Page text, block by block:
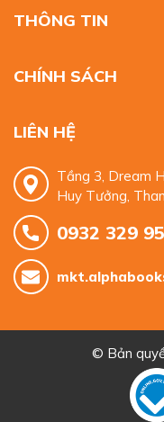
THÔNG TIN
CHÍNH SÁCH
LIÊN HỆ
Tầng 3, Dream
Huy Tưởng,
0932 329
© Bản